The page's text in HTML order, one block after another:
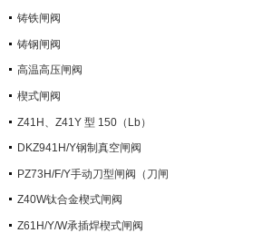
铸铁闸阀
铸钢闸阀
高温高压闸阀
楔式闸阀
Z41H、Z41Y 型 150（Lb）
~600（Lb） 钢制楔式闸阀
DKZ941H/Y钢制真空闸阀
PZ73H/F/Y手动刀型闸阀（刀闸
阀）Z40W钛合金楔式闸阀
Z61H/Y/W承插焊楔式闸阀